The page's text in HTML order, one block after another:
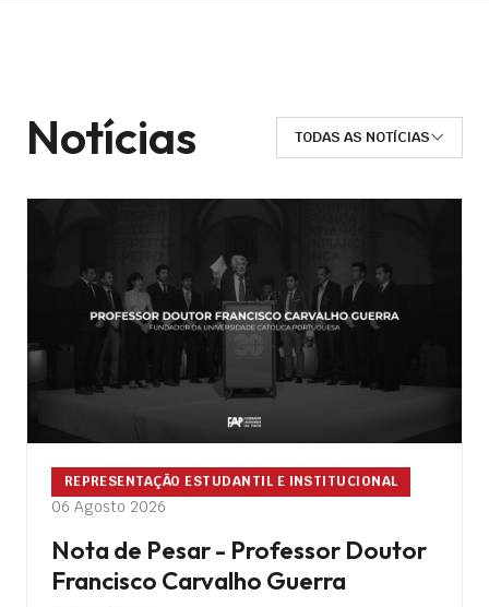
Notícias TODAS AS NOTÍCIAS
REPRESENTAÇÃO ESTUDANTIL E INSTITUCIONAL
06 Agosto 2026
Nota de Pesar - Professor Doutor
Francisco Carvalho Guerra